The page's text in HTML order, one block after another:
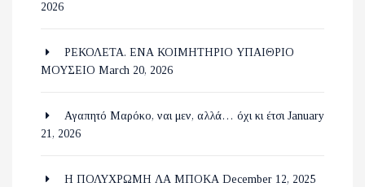
2026
ΡΕΚΟΛΕΤΑ. ΕΝΑ ΚΟΙΜΗΤΗΡΙΟ ΥΠΑΙΘΡΙΟ
ΜΟΥΣΕΙΟ March 20, 2026
Αγαπητό Μαρόκο, ναι μεν, αλλά… όχι κι έτσι January
21, 2026
Η ΠΟΛΥΧΡΩΜΗ ΛΑ ΜΠΟΚΑ December 12, 2025